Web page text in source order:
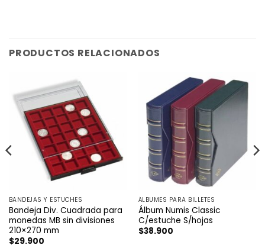
PRODUCTOS RELACIONADOS
BANDEJAS Y ESTUCHES
Bandeja Div. Cuadrada para
monedas MB sin divisiones
210×270 mm
$29.900
ÁLBUMES PARA BILLETES
Álbum Numis Classic
C/estuche S/hojas
$38.900